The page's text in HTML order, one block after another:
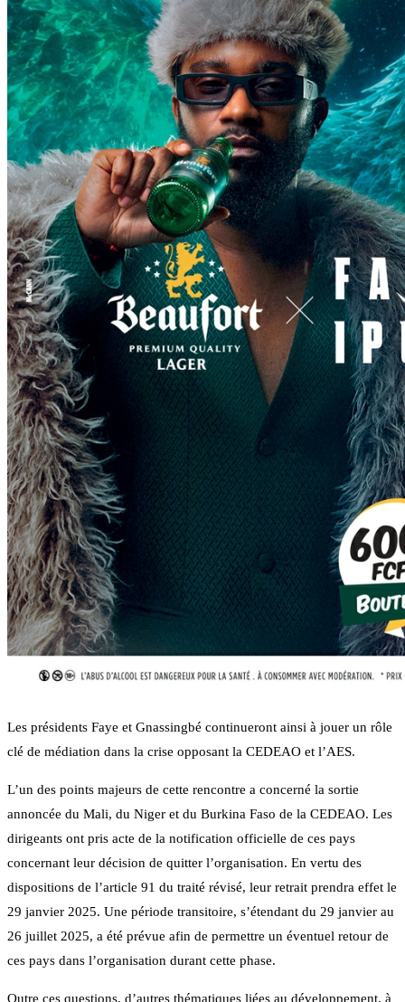
Les présidents Faye et Gnassingbé continueront ainsi à jouer un rôle
clé de médiation dans la crise opposant la CEDEAO et l’AES.
L’un des points majeurs de cette rencontre a concerné la sortie
annoncée du Mali, du Niger et du Burkina Faso de la CEDEAO. Les
dirigeants ont pris acte de la notification officielle de ces pays
concernant leur décision de quitter l’organisation. En vertu des
dispositions de l’article 91 du traité révisé, leur retrait prendra effet le
29 janvier 2025. Une période transitoire, s’étendant du 29 janvier au
26 juillet 2025, a été prévue afin de permettre un éventuel retour de
ces pays dans l’organisation durant cette phase.
Outre ces questions, d’autres thématiques liées au développement, à